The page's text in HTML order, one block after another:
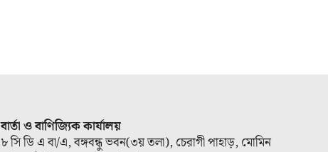
বার্তা ও বাণিজ্যিক কার্যালয়
৮ সি ডি এ বা/এ, বঙ্গবন্ধু ভবন(৩য় তলা), চেরাগী পাহাড়, মোমিন